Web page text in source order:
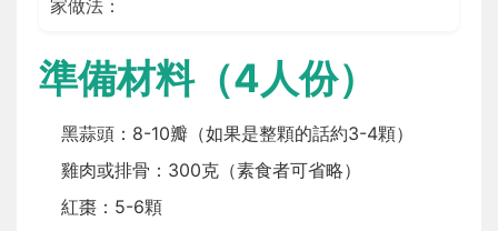
家做法：
準備材料（4人份）
黑蒜頭：8-10瓣（如果是整顆的話約3-4顆）
雞肉或排骨：300克（素食者可省略）
紅棗：5-6顆